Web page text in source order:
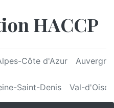
HACCP
Côte d'Azur
Saint-Denis Val-d'Oise